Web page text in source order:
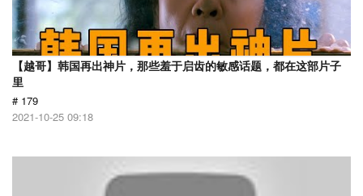
【越哥】韩国再出神片，那些羞于启齿的敏感话题，都在这部片子
里
# 179
2021-10-25 09:18